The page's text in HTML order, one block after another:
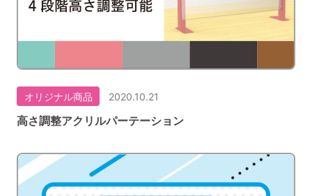
オリジナル商品 2020.10.21
高さ調整アクリルパーテーション